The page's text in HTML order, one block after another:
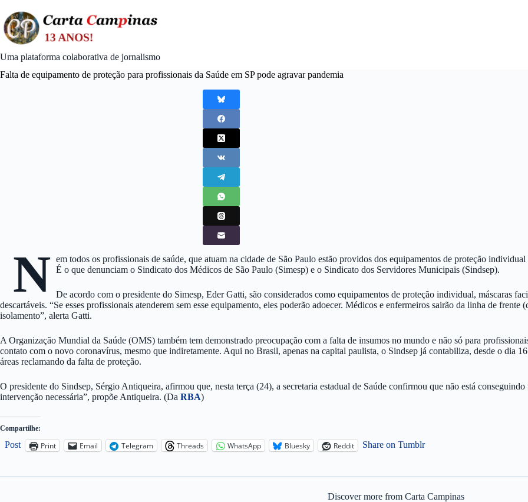
content
Uma plataforma colaborativa de jornalismo
Falta de equipamento de proteção para profissionais da Saúde em SP pode agravar pandemia
N em todos os profissionais de saúde, que atuam na cidade de São Paulo estão providos dos equipamentos de proteção
É o que denunciam o Sindicato dos Médicos de São Paulo (Simesp) e o Sindicato dos Servidores Municipais (Sindsep).
De acordo com o presidente do Simesp, Eder Gatti, são considerados como equipamentos de proteção individual, máscaras
descartáveis. “Se esses profissionais atenderem sem esse equipamento, eles poderão adoecer. Médicos e enfermeiros sairão da linha de frente
isolamento”, alerta Gatti.
A Organização Mundial da Saúde (OMS) também tem demonstrado preocupação com a falta de insumos no mundo e não só para
contato com o novo coronavírus, mesmo que indiretamente. Aqui no Brasil, apenas na capital paulista, o Sindsep já contabiliza, desde o dia
áreas reclamando da falta de proteção.
O presidente do Sindsep, Sérgio Antiqueira, afirmou que, nesta terça (24), a secretaria estadual de Saúde confirmou que não está
intervenção necessária”, propõe Antiqueira. (Da RBA)
Compartilhe:
Post Print Email Telegram Threads WhatsApp Bluesky Reddit Share on Tumblr
Discover more from Carta Campinas